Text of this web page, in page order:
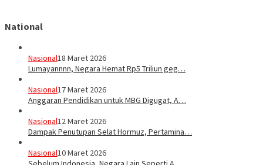
National
Nasional18 Maret 2026
Lumayannnn, Negara Hemat Rp5 Triliun geg…
Nasional17 Maret 2026
Anggaran Pendidikan untuk MBG Digugat, A…
Nasional12 Maret 2026
Dampak Penutupan Selat Hormuz, Pertamina…
Nasional10 Maret 2026